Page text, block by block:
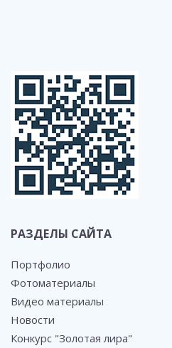
РАЗДЕЛЫ САЙТА
Портфолио
Фотоматериалы
Видео материалы
Новости
Конкурс "Золотая лира"